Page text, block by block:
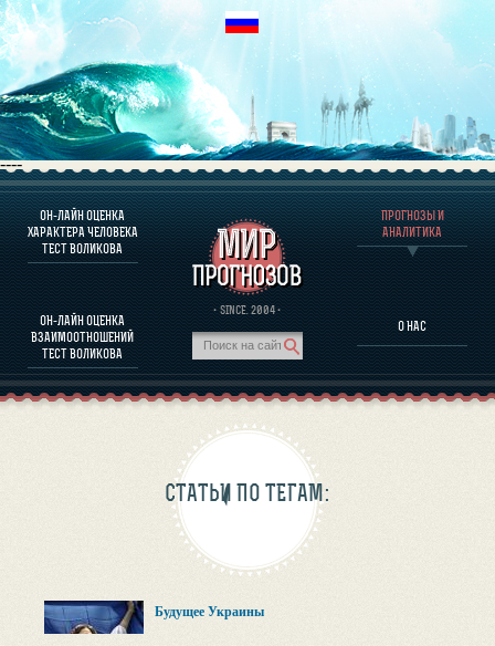
----
ОН-ЛАЙН ОЦЕНКА
ХАРАКТЕРА ЧЕЛОВЕКА
ТЕСТ ВОЛИКОВА
ОН-ЛАЙН ОЦЕНКА
ВЗАИМООТНОШЕНИЙ
ТЕСТ ВОЛИКОВА
· SINCE. 2004 ·
ПРОГНОЗЫ И
АНАЛИТИКА
О НАС
О ПРОГРАММЕ
ОЦЕНКА ХАРАКТЕРA ЧЕЛОВЕКА
ОЦЕНКА ХАРАКТЕРА ВЫДАЮЩИХСЯ ЛИЧНОСТЕЙ
О ПРОГРАММЕ
ПРОГНОЗЫ И АНАЛИТИКА
СТАТЬИ ПО ТЕГАМ:
Будущее Украины